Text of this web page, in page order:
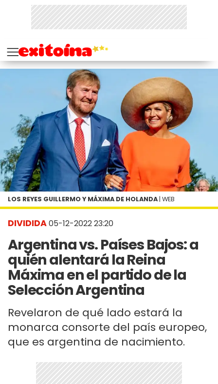
DIVIDIDA05-12-2022 23:20
Argentina vs. Países Bajos: a
quién alentará la Reina
Máxima en el partido de la
Selección Argentina
Revelaron de qué lado estará la
monarca consorte del país europeo,
que es argentina de nacimiento.
LOS REYES GUILLERMO Y MÁXIMA DE HOLANDA | WEB